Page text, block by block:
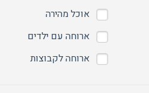
אוכל מהירה
ארוחה עם ילדים
ארוחה לקבוצות